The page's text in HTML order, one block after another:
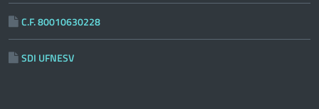
C.F. 80010630228
SDI UFNESV